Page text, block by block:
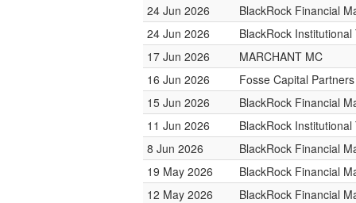
24 Jun 2026
BlackRock Financial
24 Jun 2026
BlackRock
17 Jun 2026
MARCHANT MC
16 Jun 2026
Fosse Capital Partners
15 Jun 2026
BlackRock Financial
11 Jun 2026
BlackRock
8 Jun 2026
BlackRock Financial
19 May 2026
BlackRock Financial
12 May 2026
BlackRock Financial